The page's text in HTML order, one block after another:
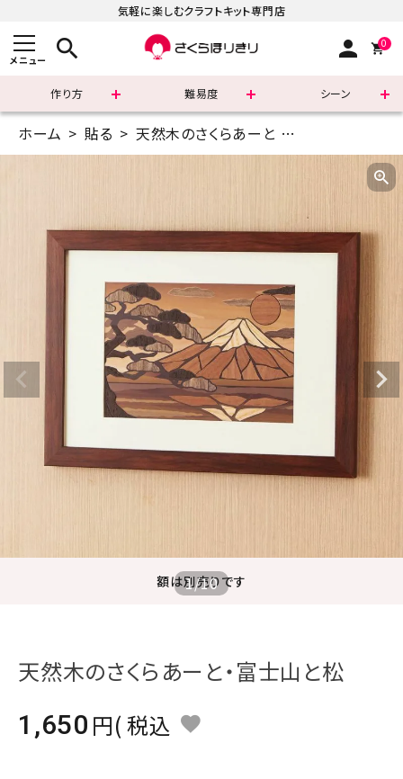
気軽に楽しむクラフトキット専門店
メニュー search person 0
作り方 難易度 シーン
まずはこちら
よくあるご質問
診断チャート
ジャンルで選ぶ
レビューを見る
ようこそ ゲスト 様
ホーム 貼る 天然木のさくらあーと
額は別売りです
1/10
天然木のさくらあーと・富士山と松
1,650
税込